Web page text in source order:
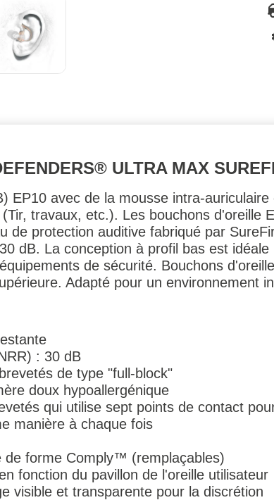
ULTRA MAX
EP10 avec de la mousse intra-
travaux, etc.). Les bouchons d'oreille
de protection auditive fabriqué par
dB. La conception à profil bas est
de sécurité. Bouchons
Adapté pour un environnement
: 30 dB
de type "full-block"
doux hypoallergénique
qui utilise sept points de contact
manière à chaque fois
de forme Comply™ (remplaçables)
fonction du pavillon de l'oreille utilisateur
visible et transparente pour la discrétion